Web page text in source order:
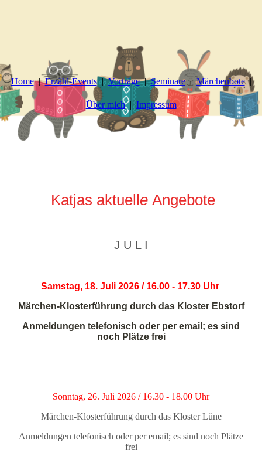
Home Erzähl-Events Vorträge Seminare Märchenbote
Über mich Impressum
Katjas aktuelle Angebote
J U L I
Samstag, 18. Juli 2026 / 16.00 - 17.30 Uhr
Märchen-Klosterführung durch das Kloster Ebstorf
Anmeldungen telefonisch oder per email; es sind
noch Plätze frei
Sonntag, 26. Juli 2026 / 16.30 - 18.00 Uhr
Märchen-Klosterführung durch das Kloster Lüne
Anmeldungen telefonisch oder per email; es sind noch Plätze
frei